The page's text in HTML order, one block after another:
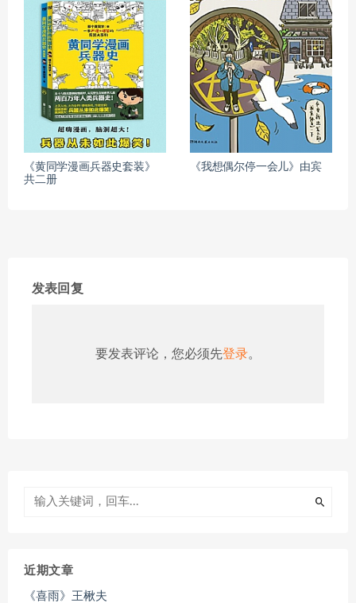
《黄同学漫画兵器史套装》
共二册
《我想偶尔停一会儿》由宾
发表回复
要发表评论，您必须先登录。
近期文章
《喜雨》王楸夫